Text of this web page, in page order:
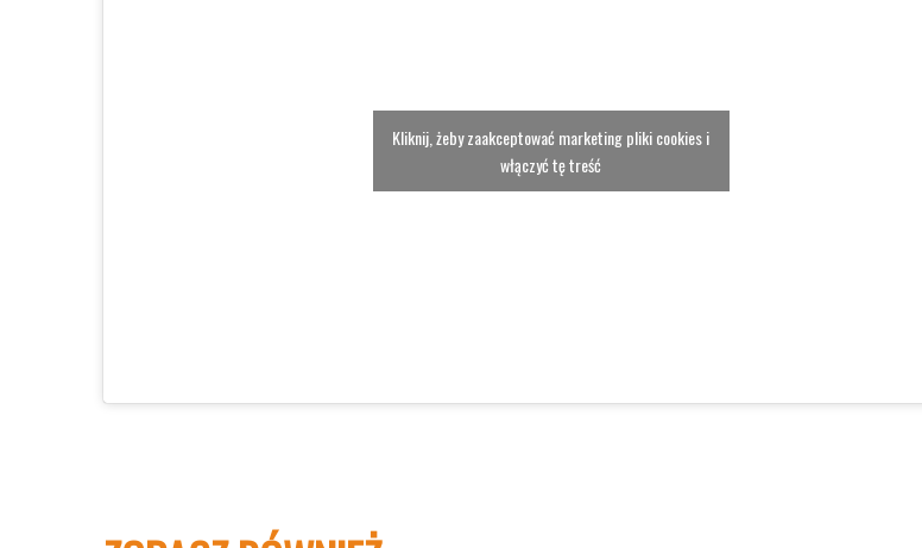
Kliknij, żeby zaakceptować marketing pliki cookies i
włączyć tę treść